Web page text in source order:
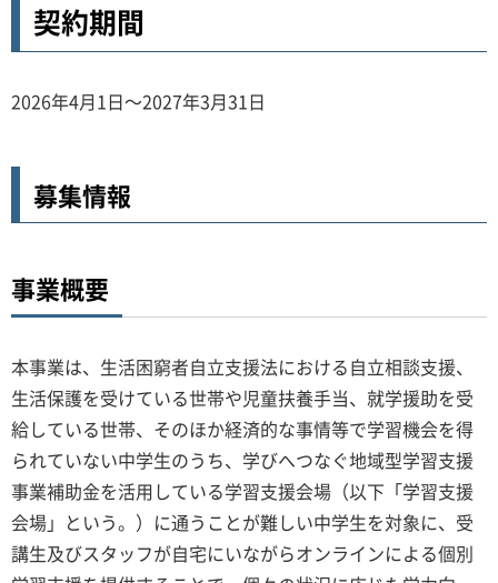
契約期間
2026年4月1日～2027年3月31日
募集情報
事業概要
本事業は、生活困窮者自立支援法における自立相談支援、
生活保護を受けている世帯や児童扶養手当、就学援助を受
給している世帯、そのほか経済的な事情等で学習機会を得
られていない中学生のうち、学びへつなぐ地域型学習支援
事業補助金を活用している学習支援会場（以下「学習支援
会場」という。）に通うことが難しい中学生を対象に、受
講生及びスタッフが自宅にいながらオンラインによる個別